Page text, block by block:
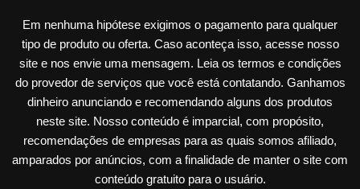
Em nenhuma hipótese exigimos o pagamento para qualquer
tipo de produto ou oferta. Caso aconteça isso, acesse nosso
site e nos envie uma mensagem. Leia os termos e condições
do provedor de serviços que você está contatando. Ganhamos
dinheiro anunciando e recomendando alguns dos produtos
neste site. Nosso conteúdo é imparcial, com propósito,
recomendações de empresas para as quais somos afiliado,
amparados por anúncios, com a finalidade de manter o site com
conteúdo gratuito para o usuário.